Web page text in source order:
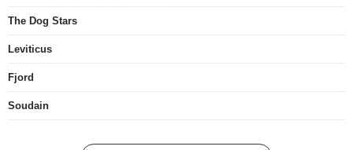
The Dog Stars
Leviticus
Fjord
Soudain